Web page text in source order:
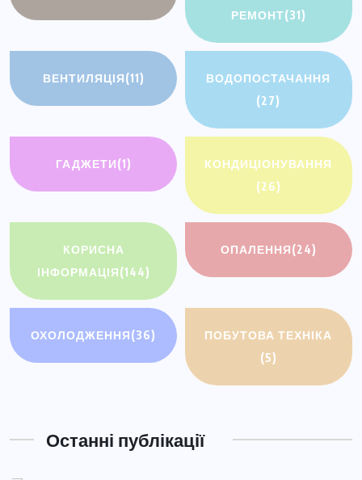
РЕМОНТ(31)
ВЕНТИЛЯЦІЯ(11)
ВОДОПОСТАЧАННЯ
(27)
ГАДЖЕТИ(1)
КОНДИЦІОНУВАННЯ
(26)
КОРИСНА
ІНФОРМАЦІЯ(144)
ОПАЛЕННЯ(24)
ОХОЛОДЖЕННЯ(36)
ПОБУТОВА ТЕХНІКА
(5)
Останні публікації